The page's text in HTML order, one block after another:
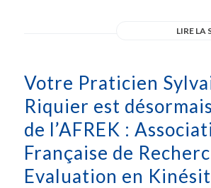
LIRE LA
Votre Praticien
Riquier est
de l’AFREK :
Française de
Evaluation en